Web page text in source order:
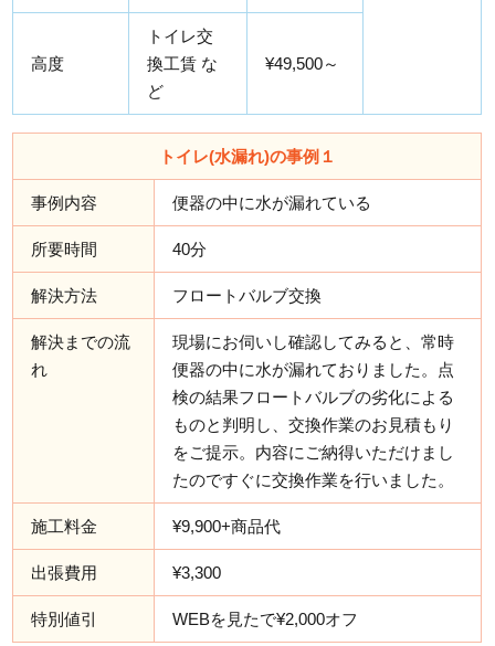
高度
トイレ交
換工賃 な
ど
¥49,500～
トイレ(水漏れ)の事例１
事例内容 便器の中に水が漏れている
所要時間 40分
解決方法 フロートバルブ交換
解決までの流
れ
現場にお伺いし確認してみると、常時
便器の中に水が漏れておりました。点
検の結果フロートバルブの劣化による
ものと判明し、交換作業のお見積もり
をご提示。内容にご納得いただけまし
たのですぐに交換作業を行いました。
施工料金 ¥9,900+商品代
出張費用 ¥3,300
特別値引 WEBを見たで¥2,000オフ